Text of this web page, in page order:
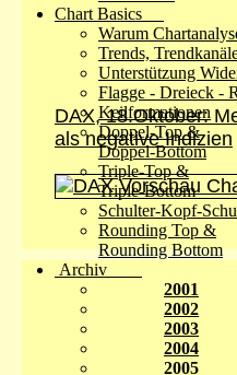
Chart Basics
Warum
Trends,
Unterstützung
Flagge - Dreieck -
Keilformationen
Doppel-Top &
Doppel-Bottom
Triple-Top &
Triple-Bottom
Schulter-Kopf-
Rounding Top &
Rounding Bottom
Archiv
2001
2002
2003
2004
2005
DAX, 18.Oktober:
als negative Indizien